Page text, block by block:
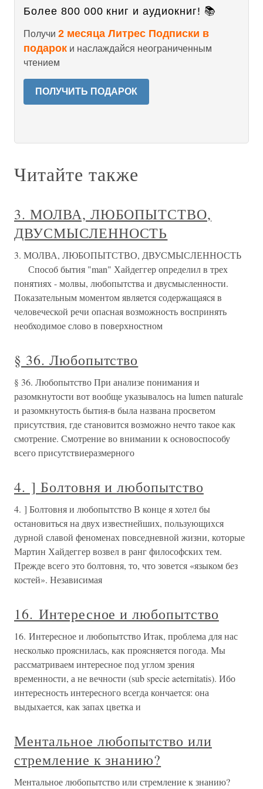
Более 800 000 книг и аудиокниг! 📚
Получи 2 месяца Литрес Подписки в
подарок и наслаждайся неограниченным
чтением
ПОЛУЧИТЬ ПОДАРОК
Читайте также
3. МОЛВА, ЛЮБОПЫТСТВО,
ДВУСМЫСЛЕННОСТЬ
3. МОЛВА, ЛЮБОПЫТСТВО, ДВУСМЫСЛЕННОСТЬ
Способ бытия "man" Хайдеггер определил в трех
понятиях - молвы, любопытства и двусмысленности.
Показательным моментом является содержащаяся в
человеческой речи опасная возможность воспринять
необходимое слово в поверхностном
§ 36. Любопытство
§ 36. Любопытство При анализе понимания и
разомкнутости вот вообще указывалось на lumen naturale
и разомкнутость бытия-в была названа просветом
присутствия, где становится возможно нечто такое как
смотрение. Смотрение во внимании к основоспособу
всего присутствиеразмерного
4. ] Болтовня и любопытство
4. ] Болтовня и любопытство В конце я хотел бы
остановиться на двух известнейших, пользующихся
дурной славой феноменах повседневной жизни, которые
Мартин Хайдеггер возвел в ранг философских тем.
Прежде всего это болтовня, то, что зовется «языком без
костей». Независимая
16. Интересное и любопытство
16. Интересное и любопытство Итак, проблема для нас
несколько прояснилась, как проясняется погода. Мы
рассматриваем интересное под углом зрения
временности, а не вечности (sub specie aeternitatis). Ибо
интересность интересного всегда кончается: она
выдыхается, как запах цветка и
Ментальное любопытство или
стремление к знанию?
Ментальное любопытство или стремление к знанию?